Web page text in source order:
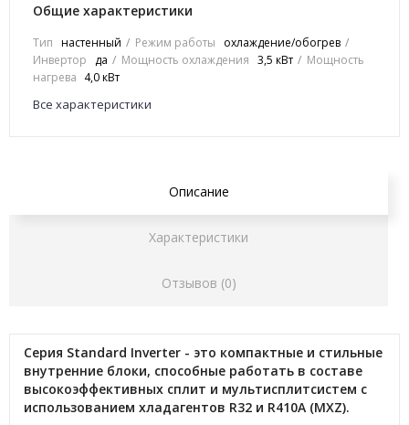
Общие характеристики
Тип настенный Режим работы
охлаждение/обогрев
Инвертор
да Мощность охлаждения 3,5 кВт
Мощность
нагрева 4,0 кВт
Все характеристики
Описание
Характеристики
Отзывов (0)
Серия Standard Inverter - это компактные и стильные
внутренние блоки, способные работать в составе
высокоэффективных сплит и мультисплитсистем с
использованием хладагентов R32 и R410A (MXZ).